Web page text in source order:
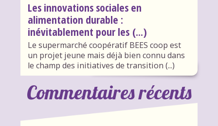
Les innovations sociales en
alimentation durable :
inévitablement pour les (...)
Le supermarché coopératif BEES coop est
un projet jeune mais déjà bien connu dans
le champ des initiatives de transition (...)
Commentaires récents